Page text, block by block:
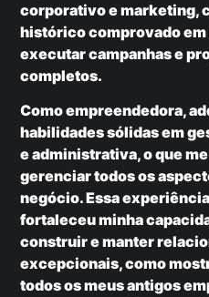
corporativo e marketing,
histórico comprovado
executar campanhas e
completos.
Como empreendedora,
habilidades sólidas em
e administrativa, o que
gerenciar todos os
negócio. Essa
fortaleceu minha
construir e manter
excepcionais, como
todos os meus antigos